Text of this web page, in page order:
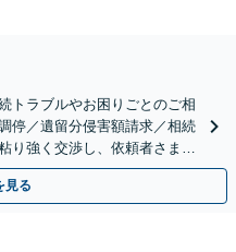
トラブルやお困りごとのご相
停／遺留分侵害額請求／相続
り強く交渉し、依頼者さまに
】【草津駅5分】
見る